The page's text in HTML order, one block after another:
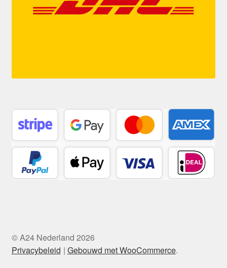
© A24 Nederland 2026
Privacybeleid
Gebouwd met WooCommerce.